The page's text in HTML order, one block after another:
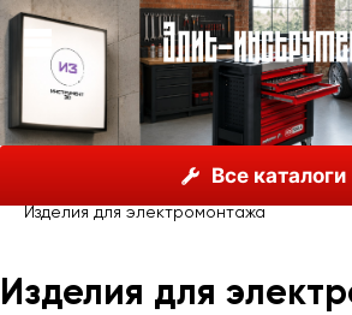
Все каталоги
Haupa
Каталог инструментов HAUPA
Изделия для электромонтажа
Изделия для